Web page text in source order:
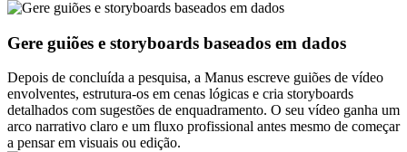
Gere guiões e storyboards baseados em dados
Depois de concluída a pesquisa, a Manus escreve guiões de vídeo
envolventes, estrutura-os em cenas lógicas e cria storyboards
detalhados com sugestões de enquadramento. O seu vídeo ganha um
arco narrativo claro e um fluxo profissional antes mesmo de começar
a pensar em visuais ou edição.